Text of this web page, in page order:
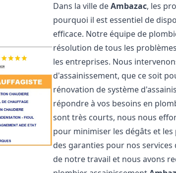
Dans la ville deAmbazac, les
pourquoi il est essentiel de
efficace. Notre équipe de
résolution de tous les
les entreprises. Nous
d'assainissement, que ce soit
rénovation de système
répondre à vos besoins en
sont très courts, nous nous
pour minimiser les dégâts et
des garanties pour nos
de notre travail et nous avons